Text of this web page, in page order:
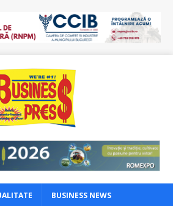
BUSINESS NEWS